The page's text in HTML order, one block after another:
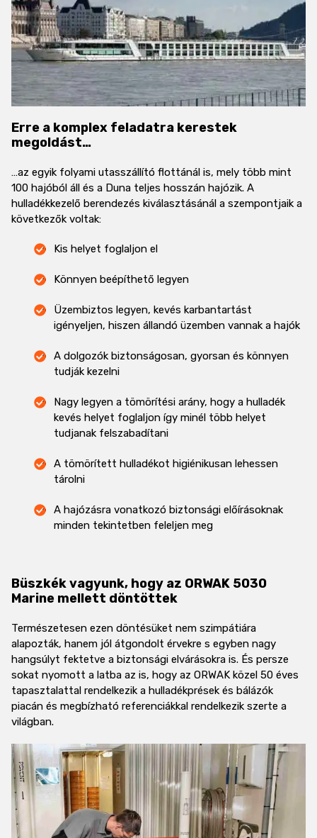
Erre a komplex feladatra kerestek
megoldást…
…az egyik folyami utasszállító flottánál is, mely több mint
100 hajóból áll és a Duna teljes hosszán hajózik. A
hulladékkezelő berendezés kiválasztásánál a szempontjaik a
következők voltak:
Kis helyet foglaljon el
Könnyen beépíthető legyen
Üzembiztos legyen, kevés karbantartást
igényeljen, hiszen állandó üzemben vannak a hajók
A dolgozók biztonságosan, gyorsan és könnyen
tudják kezelni
Nagy legyen a tömörítési arány, hogy a hulladék
kevés helyet foglaljon így minél több helyet
tudjanak felszabadítani
A tömörített hulladékot higiénikusan lehessen
tárolni
A hajózásra vonatkozó biztonsági előírásoknak
minden tekintetben feleljen meg
Büszkék vagyunk, hogy az ORWAK 5030
Marine mellett döntöttek
Természetesen ezen döntésüket nem szimpátiára
alapozták, hanem jól átgondolt érvekre s egyben nagy
hangsúlyt fektetve a biztonsági elvárásokra is. És persze
sokat nyomott a latba az is, hogy az ORWAK közel 50 éves
tapasztalattal rendelkezik a hulladékprések és bálázók
piacán és megbízható referenciákkal rendelkezik szerte a
világban.